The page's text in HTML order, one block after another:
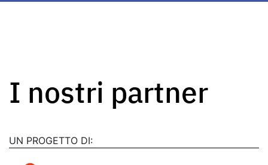
I nostri partner
UN PROGETTO DI: